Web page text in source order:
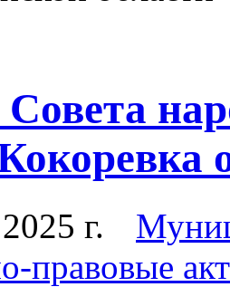
г.
правовые